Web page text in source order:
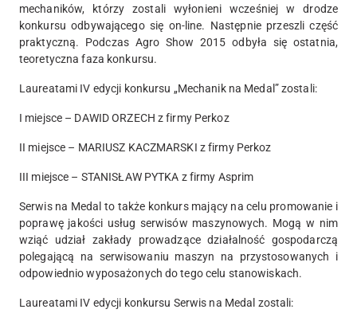
mechaników, którzy zostali wyłonieni wcześniej w drodze
konkursu odbywającego się on-line. Następnie przeszli część
praktyczną. Podczas Agro Show 2015 odbyła się ostatnia,
teoretyczna faza konkursu.
Laureatami IV edycji konkursu „Mechanik na Medal” zostali:
I miejsce – DAWID ORZECH z firmy Perkoz
II miejsce – MARIUSZ KACZMARSKI z firmy Perkoz
III miejsce – STANISŁAW PYTKA z firmy Asprim
Serwis na Medal to także konkurs mający na celu promowanie i
poprawę jakości usług serwisów maszynowych. Mogą w nim
wziąć udział zakłady prowadzące działalność gospodarczą
polegającą na serwisowaniu maszyn na przystosowanych i
odpowiednio wyposażonych do tego celu stanowiskach.
Laureatami IV edycji konkursu Serwis na Medal zostali: